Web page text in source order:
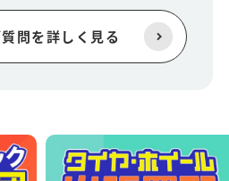
問を詳しく見る